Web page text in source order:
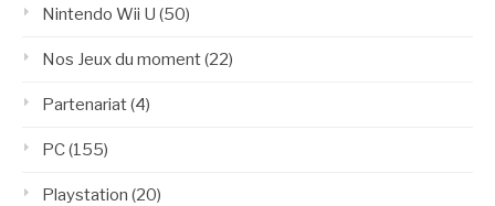
Nintendo Wii U (50)
Nos Jeux du moment(22)
Partenariat(4)
PC(155)
Playstation (20)